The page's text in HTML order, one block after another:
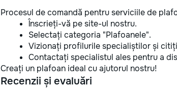
Procesul de comandă pentru serviciile de
Înscrieți-vă pe site-ul nostru.
Selectați categoria "Plafoanele".
Vizionați profilurile specialiștilor și
Contactați specialistul ales pentru a
Creați un plafoan ideal cu ajutorul nostru!
Recenzii și evaluări